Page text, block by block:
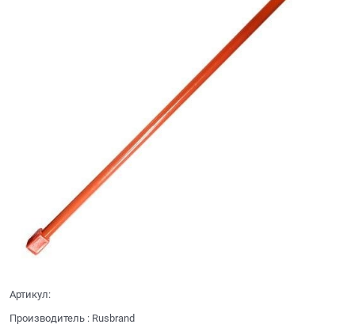
Артикул:
Производитель : Rusbrand